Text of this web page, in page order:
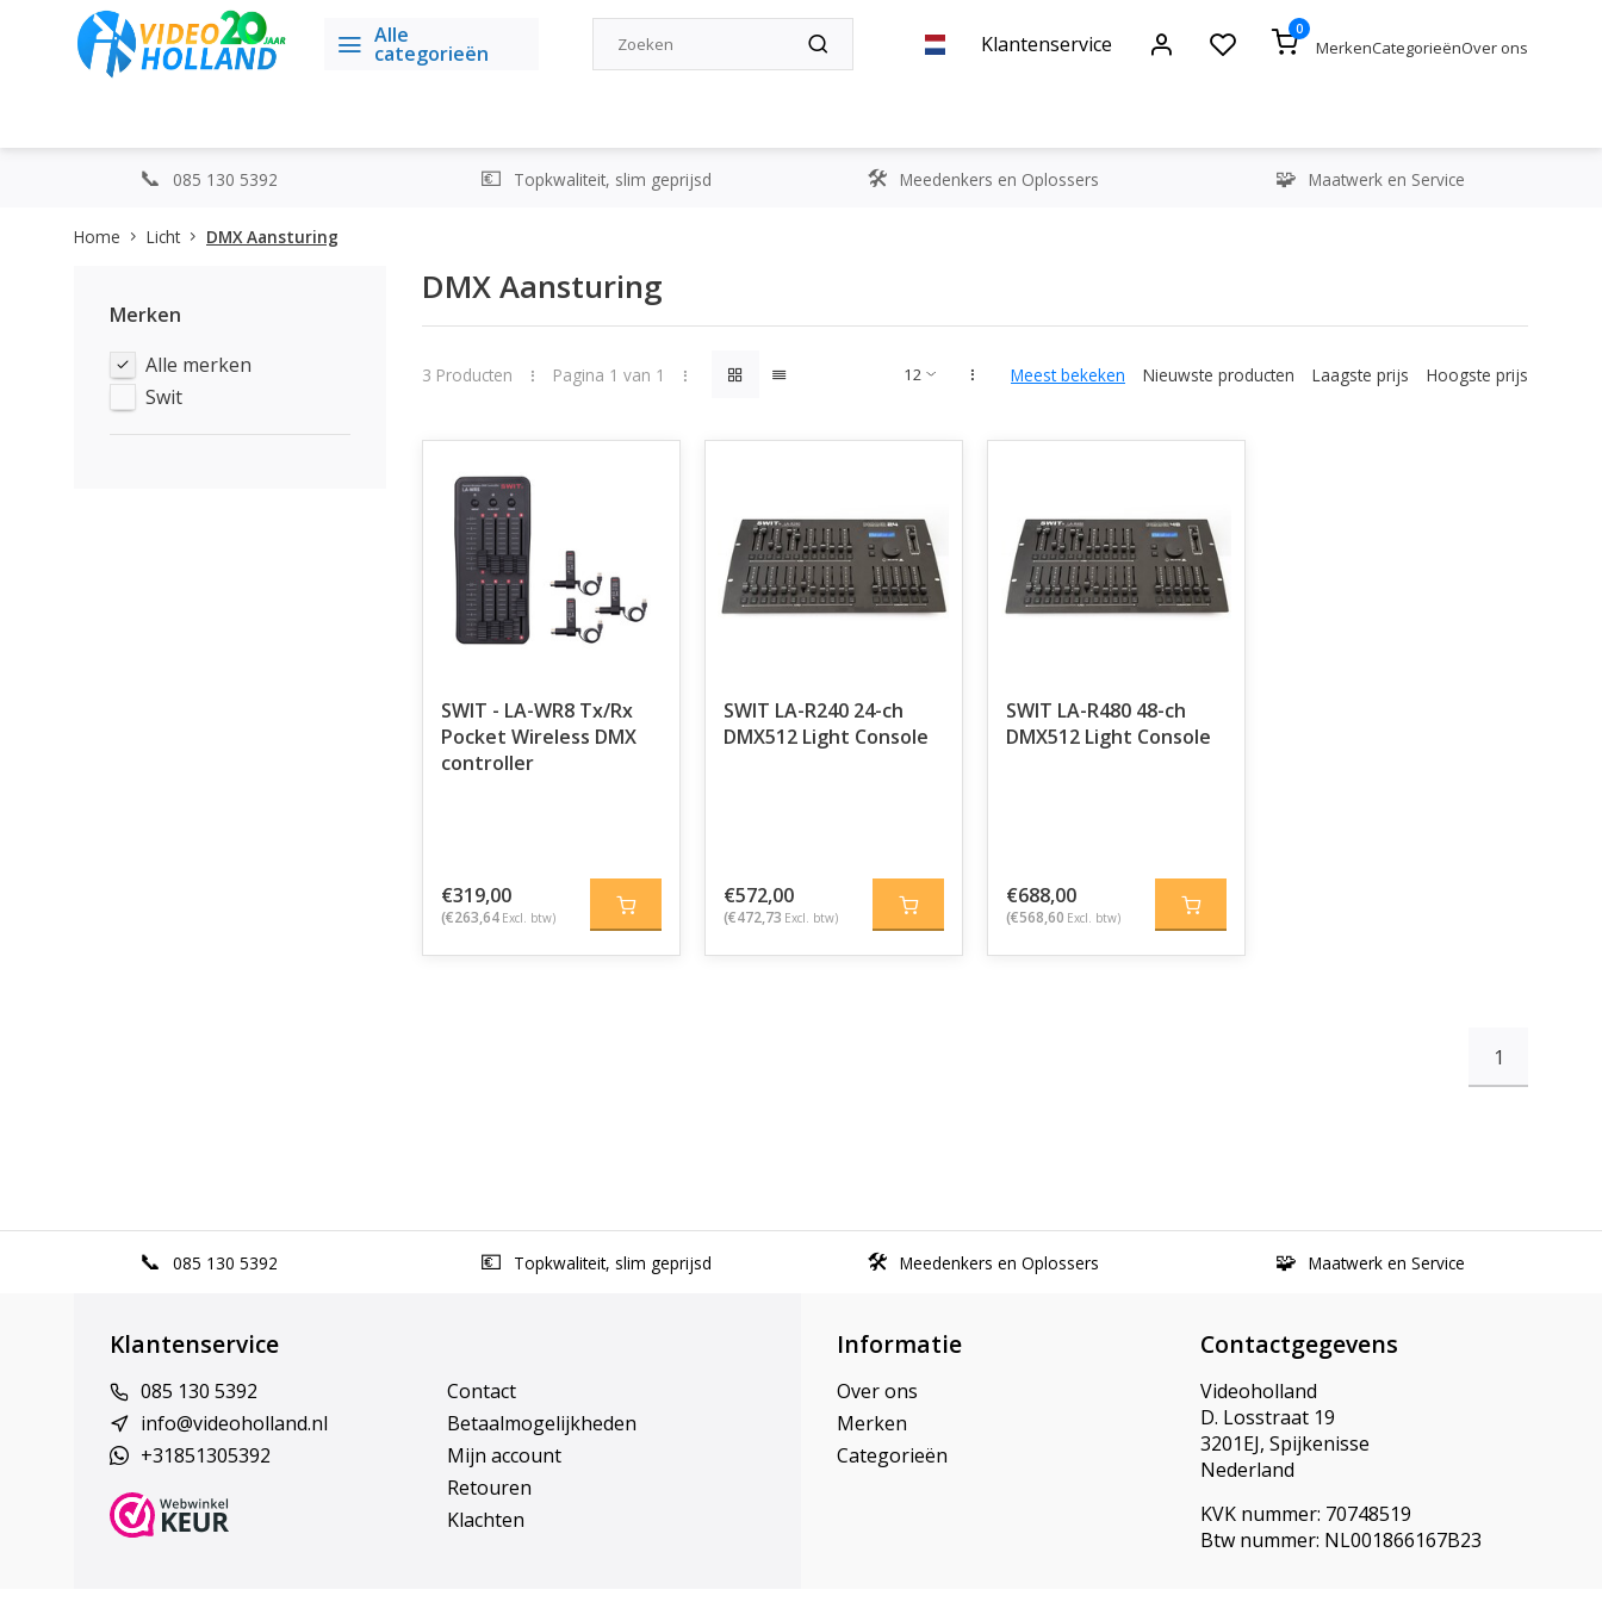
Alle
categorieën Klantenservice
0
MerkenCategorieënOver ons
085 130 5392 Topkwaliteit, slim geprijsd Meedenkers en Oplossers Maatwerk en Service
Home Licht DMX Aansturing
Merken
Alle merken
Swit
DMX Aansturing
3 Producten Pagina 1 van 1 Meest bekeken Nieuwste producten Laagste prijs Hoogste prijs
SWIT - LA-WR8 Tx/Rx
Pocket Wireless DMX
controller
€319,00
(€263,64 Excl. btw)
SWIT LA-R240 24-ch
DMX512 Light Console
€572,00
(€472,73 Excl. btw)
SWIT LA-R480 48-ch
DMX512 Light Console
€688,00
(€568,60 Excl. btw)
1
085 130 5392 Topkwaliteit, slim geprijsd Meedenkers en Oplossers Maatwerk en Service
Klantenservice
085 130 5392
info@videoholland.nl
+31851305392
Contact
Betaalmogelijkheden
Mijn account
Retouren
Klachten
Informatie
Over ons
Merken
Categorieën
Contactgegevens
Videoholland
D. Losstraat 19
3201EJ, Spijkenisse
Nederland
KVK nummer: 70748519
Btw nummer: NL001866167B23